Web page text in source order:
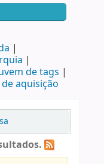
de tags
aquisição